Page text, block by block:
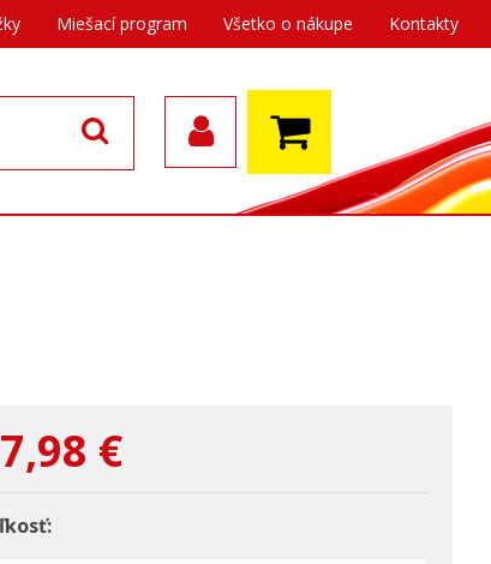
Miešací program Všetko o nákupe Kontakty
€